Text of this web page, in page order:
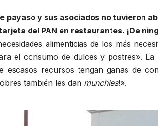
payaso y sus asociados no tuvieron
del PAN en restaurantes. ¡De
alimenticias de los más
el consumo de dulces y postres».
escasos recursos tengan ganas de
también les dan munchies!».